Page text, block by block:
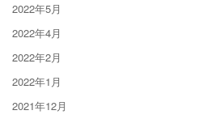
2022年5月
2022年4月
2022年2月
2022年1月
2021年12月